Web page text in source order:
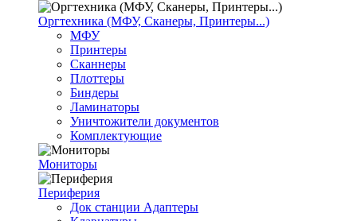
Оргтехника (МФУ, Сканеры, Принтеры...)
МФУ
Принтеры
Сканнеры
Плоттеры
Биндеры
Ламинаторы
Уничтожители документов
Комплектующие
Мониторы
Периферия
Док станции Адаптеры